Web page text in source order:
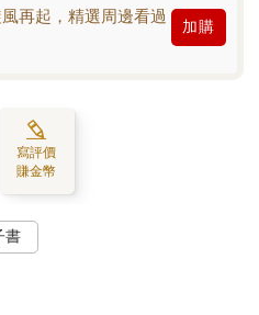
再起，精選周邊看過
加購
寫評價
賺金幣
書